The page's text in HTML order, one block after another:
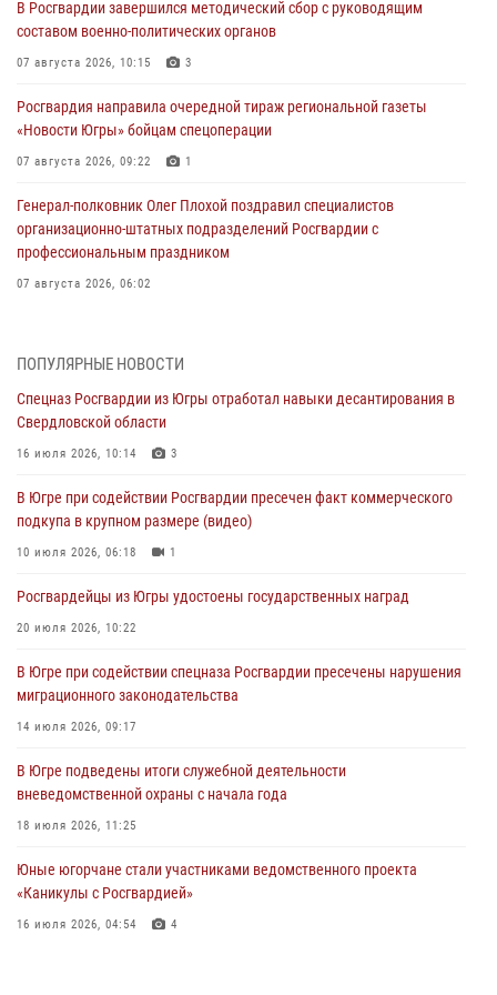
В Росгвардии завершился методический сбор с руководящим
составом военно-политических органов
07 августа 2026, 10:15 3
Росгвардия направила очередной тираж региональной газеты
«Новости Югры» бойцам спецоперации
07 августа 2026, 09:22 1
Генерал-полковник Олег Плохой поздравил специалистов
организационно-штатных подразделений Росгвардии с
профессиональным праздником
07 августа 2026, 06:02
Военнослужащие Росгвардии сбили дрон-разведчик ВСУ на южном
направлении
Офицеры Росгвардии и ветераны войск правопорядка почтили
память генерала армии Ивана Кирилловича Яковлева
В Югре при силовой поддержке ОМОН Росгвардии задержаны
06 августа 2026, 09:07 2 1
Урайский отдел вневедомственной охраны Росгвардии отмечает
05 августа 2026, 12:01 3
ПОПУЛЯРНЫЕ НОВОСТИ
Спецназ Росгвардии из Югры отработал навыки десантирования в
Свердловской области
16 июля 2026, 10:14 3
В Югре при содействии Росгвардии пресечен факт коммерческого
подкупа в крупном размере (видео)
10 июля 2026, 06:18 1
Росгвардейцы из Югры удостоены государственных наград
20 июля 2026, 10:22
В Югре при содействии спецназа Росгвардии пресечены нарушения
миграционного законодательства
14 июля 2026, 09:17
В Югре подведены итоги служебной деятельности
вневедомственной охраны с начала года
18 июля 2026, 11:25
Юные югорчане стали участниками ведомственного проекта
«Каникулы с Росгвардией»
16 июля 2026, 04:54 4